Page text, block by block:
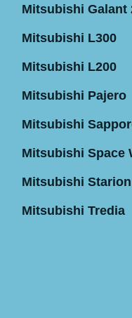
Mitsubishi Galant
Mitsubishi L300
Mitsubishi L200
Mitsubishi Pajero
Mitsubishi
Mitsubishi Space
Mitsubishi Starion
Mitsubishi Tredia